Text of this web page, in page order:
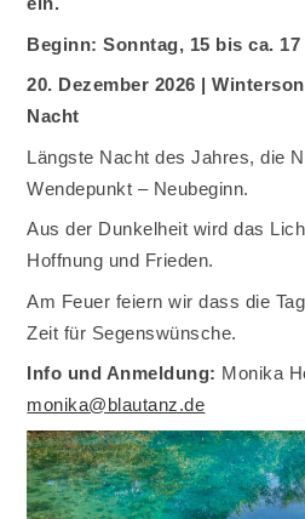
Beginn: Sonntag, 15 bis ca. 17
20. Dezember 2026 |
Nacht
Längste Nacht des Jahres, die
Wendepunkt – Neubeginn.
Aus der Dunkelheit wird das
Hoffnung und Frieden.
Am Feuer feiern wir dass die
Zeit für Segenswünsche.
Info und Anmeldung: Monika
monika@blautanz.de